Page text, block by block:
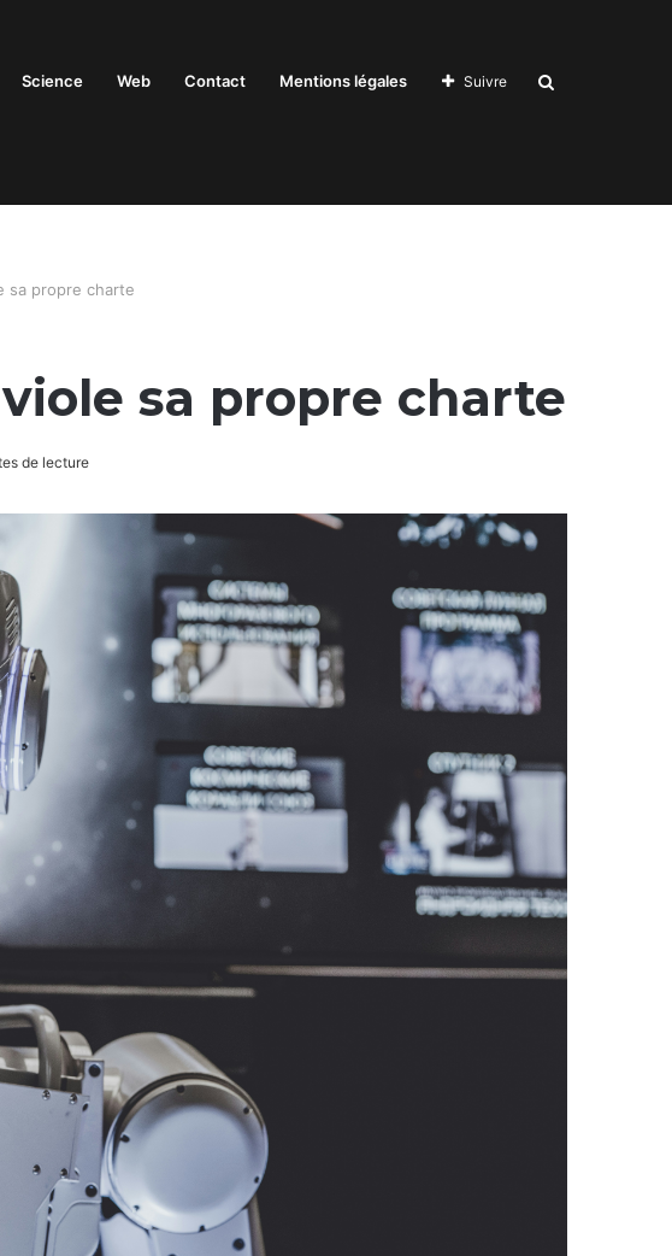
Science Web Contact Mentions légales Suivre
sa propre charte
sa propre charte
de lecture